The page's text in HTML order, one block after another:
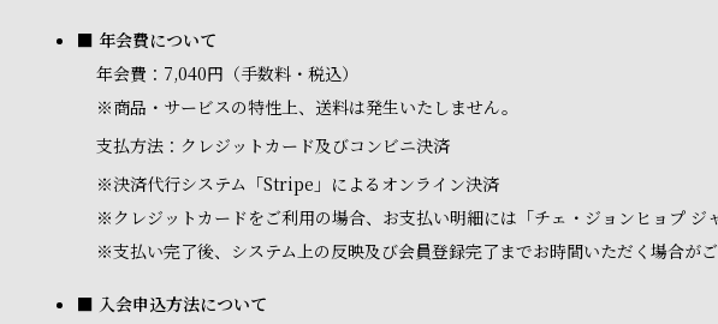
■ 年会費について
年会費：7,040円（手数料・税込）
※商品・サービスの特性上、送料は発生いたしません。
支払方法：クレジットカード及びコンビニ決済
※決済代行システム「Stripe」によるオンライン決済
※ クレジットカードをご利用の場合、お支払い明細には「チェ・ジョンヒョプ
※支払い完了後、システム上の反映及び会員登録完了までお時間いただく場合が
■ 入会申込方法について